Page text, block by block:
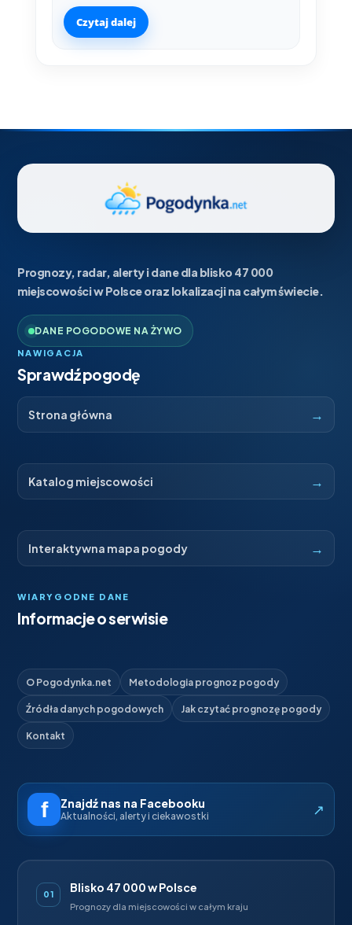
Czytaj dalej
Prognozy, radar, alerty i dane dla blisko 47 000
miejscowości w Polsce oraz lokalizacji na całym świecie.
DANE POGODOWE NA ŻYWO
NAWIGACJA
Sprawdź pogodę
Strona główna →
Katalog miejscowości →
Interaktywna mapa pogody →
WIARYGODNE DANE
Informacje o serwisie
O Pogodynka.net Metodologia prognoz pogody
Źródła danych pogodowych Jak czytać prognozę pogody
Kontakt
Znajdź nas na Facebooku
Aktualności, alerty i ciekawostki ↗
01 Blisko 47 000 w Polsce
Prognozy dla miejscowości w całym kraju